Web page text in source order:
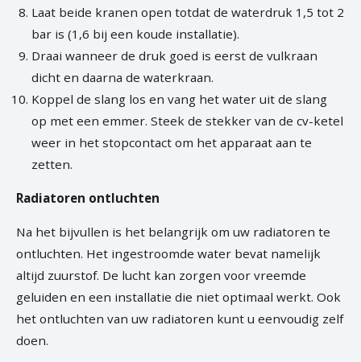
Laat beide kranen open totdat de waterdruk 1,5 tot 2
bar is (1,6 bij een koude installatie).
Draai wanneer de druk goed is eerst de vulkraan
dicht en daarna de waterkraan.
Koppel de slang los en vang het water uit de slang
op met een emmer. Steek de stekker van de cv-ketel
weer in het stopcontact om het apparaat aan te
zetten.
Radiatoren ontluchten
Na het bijvullen is het belangrijk om uw radiatoren te
ontluchten. Het ingestroomde water bevat namelijk
altijd zuurstof. De lucht kan zorgen voor vreemde
geluiden en een installatie die niet optimaal werkt. Ook
het ontluchten van uw radiatoren kunt u eenvoudig zelf
doen.